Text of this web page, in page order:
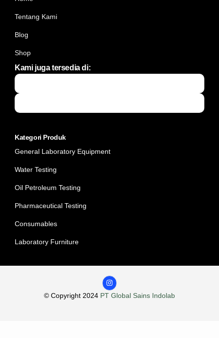
Tentang Kami
Blog
Shop
Kami juga tersedia di:
Kategori Produk
General Laboratory Equipment
Water Testing
Oil Petroleum Testing
Pharmaceutical Testing
Consumables
Laboratory Furniture
© Copyright 2024 PT Global Sains Indolab